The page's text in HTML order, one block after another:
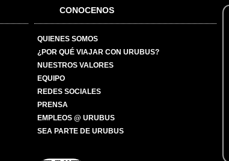
CONOCENOS
QUIENES SOMOS
¿POR QUÉ VIAJAR CON URUBUS?
NUESTROS VALORES
EQUIPO
REDES SOCIALES
PRENSA
EMPLEOS @ URUBUS
SEA PARTE DE URUBUS